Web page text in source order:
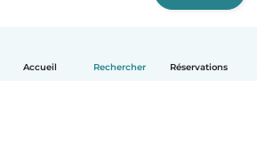
Accueil Rechercher Réservations